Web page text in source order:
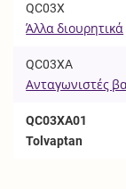
QC03X
Άλλα διουρητικά
QC03XA
Ανταγωνιστές
QC03XA01
Tolvaptan